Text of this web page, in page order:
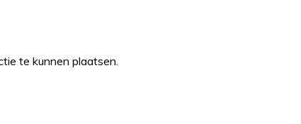
te kunnen plaatsen.